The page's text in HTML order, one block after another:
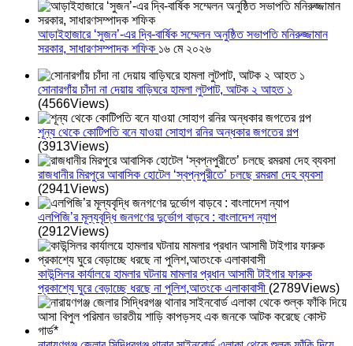
আড়াইহাজারে ‘সুজন’-এর দ্বি-বার্ষিক সম্মেলন অনুষ্ঠিত সভাপতি মনিরুজ্জামান
সরকার, সাধারণসম্পাদক শফিক ১৬ মে ২০২৬
সোনারগাঁয় চাঁদা না দেয়ায় বাড়িঘরে হামলা লুটপাট, আটক ২ আহত ১
(4566Views)
শূন্য থেকে কোটিপতি বনে যাওয়া সোহাগ রনির অন্ধকার জগতের গল্প
(3913Views)
রাজধানীর মিরপুরে আবাসিক হোটেল ‘স্বপ্নপুরীতে’ চলছে রমরমা দেহ ব্যবসা
(2941Views)
এলপিজি’র মূল্যবৃদ্ধি জনগণের দুর্ভোগ বাড়বে : বাংলাদেশ ন্যাপ
(2912Views)
কাউন্সিলর কার্যালয়ে হামলার ঘটনায় মামলার প্রধান আসামী টাইগার ফারুক
প্রকাশ্যে ঘুরে বেড়াচ্ছে ধরছে না পুলিশ,আতংকে এলাকাবাসী (2789Views)